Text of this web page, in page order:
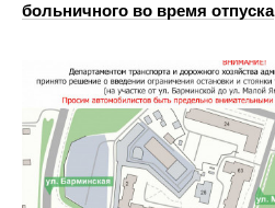
больничного во время отпуска